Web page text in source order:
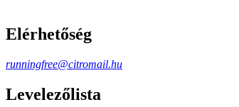
Elérhetőség
runningfree@citromail.hu
Levelezőlista